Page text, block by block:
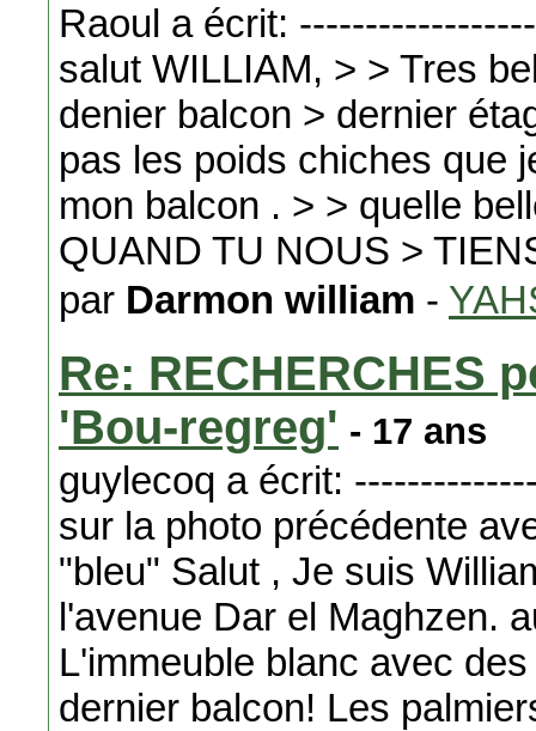
Raoul a écrit:
salut WILLIAM, > > Tres
denier balcon > dernier
pas les poids chiches que
mon balcon . > > quelle
QUAND TU NOUS >
par Darmon william -
Re: RECHERCHES
'Bou-regreg' - 17 ans
guylecoq a écrit:
sur la photo précédente
"bleu" Salut , Je suis
l'avenue Dar el Maghzen.
L'immeuble blanc avec
dernier balcon! Les